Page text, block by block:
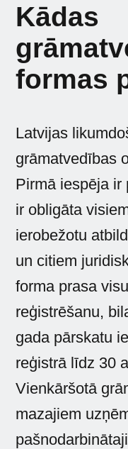
Kādas
formas
Latvijas
grāmatvedības
Pirmā iespēja ir
ir obligāta
ierobežotu
un citiem
forma prasa
reģistrēšanu,
gada pārskatu
reģistrā līdz 30
Vienkāršotā
mazajiem